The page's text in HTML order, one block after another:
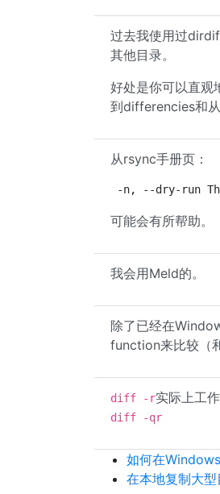
过去我使用过
其他目录。
好处是你可以直观
到differencies和从
从rsync手册页：
-n, --dry-run
可能会有所帮助。
我会用Meld的。
除了已经在
function来比较（
diff -r实际上工
diff -qr
如何在
在本地复制大